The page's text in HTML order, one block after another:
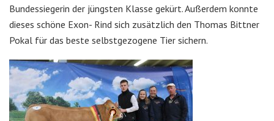
Bundessiegerin der jüngsten Klasse gekürt. Außerdem konnte
dieses schöne Exon- Rind sich zusätzlich den Thomas Bittner
Pokal für das beste selbstgezogene Tier sichern.